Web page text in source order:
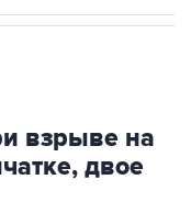
взрыве на
двое